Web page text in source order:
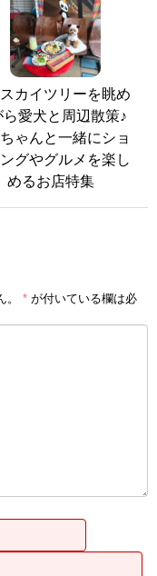
カイツリーを眺め
ら愛犬と周辺散策♪
ゃんと一緒にショ
グやグルメを楽し
めるお店特集
* が付いている欄は必